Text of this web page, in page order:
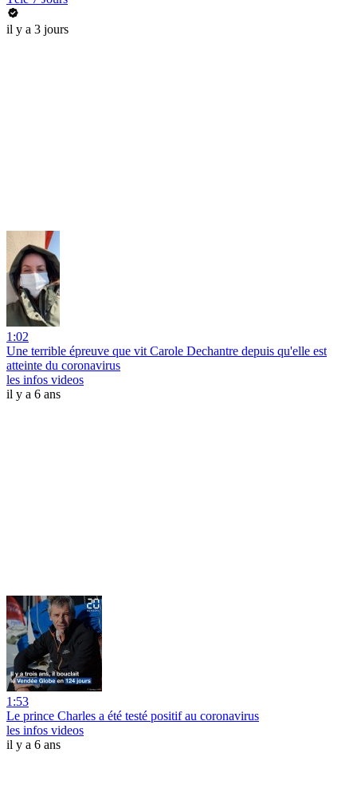
il y a 3 jours
1:02
Une terrible épreuve que vit Carole Dechantre depuis qu'elle est
atteinte du coronavirus
les infos videos
il y a 6 ans
1:53
Le prince Charles a été testé positif au coronavirus
les infos videos
il y a 6 ans